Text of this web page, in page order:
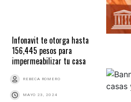
Infonavit te otorga hasta
156,445 pesos para
impermeabilizar tu casa
REBECA ROMERO
MAYO 23, 2024